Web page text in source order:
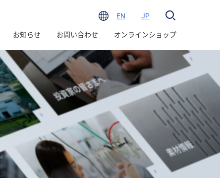
EN JP
お知らせ お問い合わせ オンラインショップ